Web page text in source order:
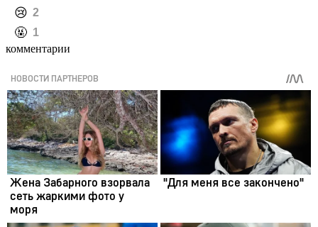
️😢 2
️🤬 1
комментарии